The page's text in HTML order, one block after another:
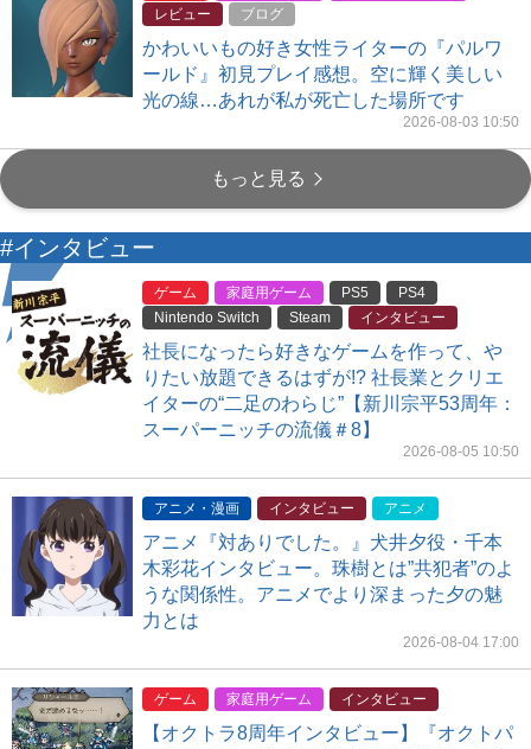
レビュー
ブログ
かわいいもの好き女性ライターの『パルワ
ールド』初見プレイ感想。空に輝く美しい
光の線…あれが私が死亡した場所です
2026-08-03 10:50
もっと見る
#インタビュー
ゲーム 家庭用ゲーム PS5
PS4
Nintendo Switch
Steam インタビュー
社長になったら好きなゲームを作って、や
りたい放題できるはずが!? 社長業とクリエ
イターの“二足のわらじ”【新川宗平53周年：
スーパーニッチの流儀＃8】
2026-08-05 10:50
アニメ・漫画 インタビュー アニメ
アニメ『対ありでした。』犬井夕役・千本
木彩花インタビュー。珠樹とは”共犯者”のよ
うな関係性。アニメでより深まった夕の魅
力とは
2026-08-04 17:00
ゲーム 家庭用ゲーム インタビュー
【オクトラ8周年インタビュー】『オクトパ